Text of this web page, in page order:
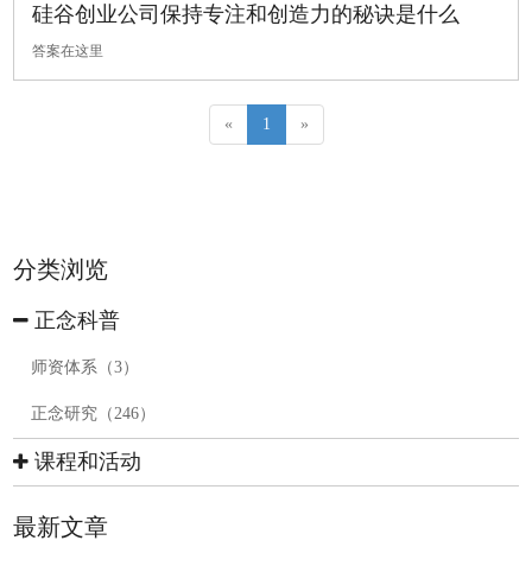
硅谷创业公司保持专注和创造力的秘诀是什么
答案在这里
« 1 »
分类浏览
正念科普
师资体系（3）
正念研究（246）
课程和活动
最新文章